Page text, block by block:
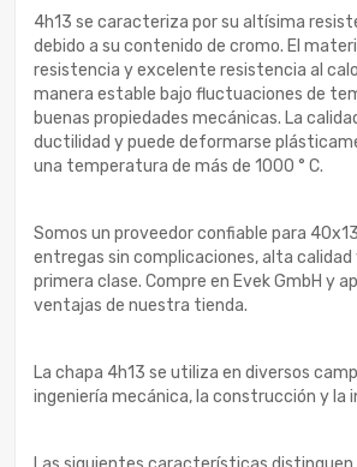
4h13 se caracteriza por su altísima
debido a su contenido de cromo. El
resistencia y excelente resistencia al
manera estable bajo fluctuaciones de
buenas propiedades mecánicas. La
ductilidad y puede deformarse
una temperatura de más de 1000 ° С.
Somos un proveedor confiable para
entregas sin complicaciones, alta calidad
primera clase. Compre en Evek GmbH y
ventajas de nuestra tienda.
La chapa 4h13 se utiliza en diversos
ingeniería mecánica, la construcción y la